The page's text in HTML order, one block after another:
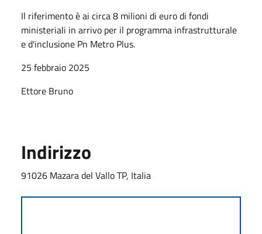
Il riferimento è ai circa 8 milioni di euro di fondi
ministeriali in arrivo per il programma infrastrutturale
e d'inclusione Pn Metro Plus.
25 febbraio 2025
Ettore Bruno
Indirizzo
91026 Mazara del Vallo TP, Italia